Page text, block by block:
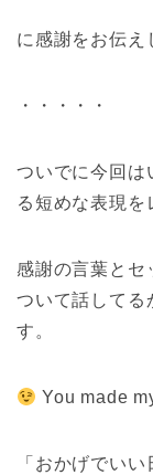
に感謝をお伝え
・・・・・
ついでに今回は
る短めな表現を
感謝の言葉とセ
ついて話してる
す。
You made
「おかげでい